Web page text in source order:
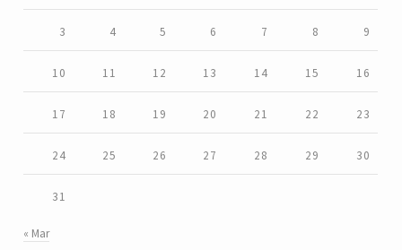
3 4 5 6 7 8 9
10 11 12 13 14 15 16
17 18 19 20 21 22 23
24 25 26 27 28 29 30
31
« Mar